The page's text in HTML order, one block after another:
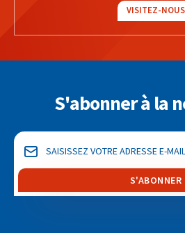
VISITEZ-NOUS
S'abonner à la
S'ABONNER